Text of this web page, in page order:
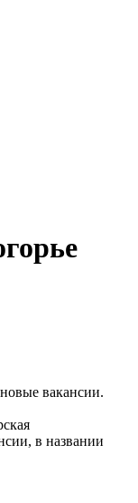
вакансии.
в названии